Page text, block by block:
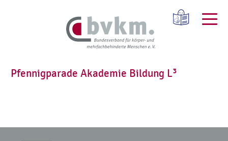
Pfennigparade Akademie Bildung L³